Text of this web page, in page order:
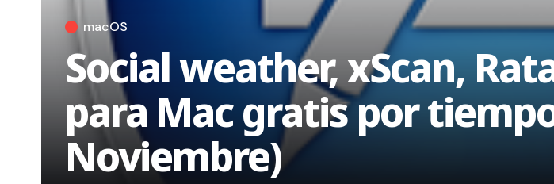
macOS
Social weather, xScan,
para Mac gratis por
Noviembre)